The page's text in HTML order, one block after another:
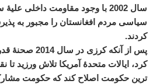
سال 2002 با وجود مقاومت داخلی علیۀ
سیاسی مردم افغانستان را مجبور به
کردند.
پس از آنکه کرزی در سال 2014 صحنۀ
کرد، ایالات متحدۀ آمریکا تلاش ورزید تا
ترین حکومت اصلاح کند که حکومت